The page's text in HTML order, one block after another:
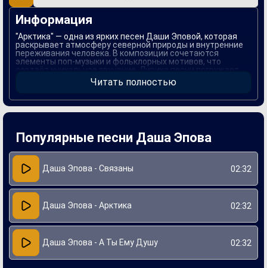
Информация
"Арктика" — одна из ярких песен Даши Эповой, которая
раскрывает атмосферу северной природы и внутренние
переживания человека. В композиции сочетаются
элементы поп-музыки и фольклорных мотивов, что
создаёт уникальное звучание. Лирика песни погружает
слушателя в мир холодных просторов и отражает
эмоциональную глубину, характерную для творчества
Процесс создания "Арктики" был вдохновлён личным
возникают при встрече с красотой Arctic landscapes.
Работа над песней потребовала тщательной проработки
звучания и текста, что сделало её значимым этапом в
карьере певицы и укрепило её позиции на музыкальной
сцене.
Читать полностью
Популярные песни Даша Эпова
Даша Эпова - Связаны 02:32
Даша Эпова - Арктика 02:32
Даша Эпова - А Ты Ему Душу 02:32